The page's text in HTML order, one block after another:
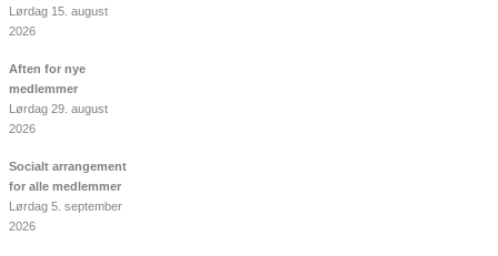
Lørdag 15. august
2026
Aften for nye
medlemmer
Lørdag 29. august
2026
Socialt arrangement
for alle medlemmer
Lørdag 5. september
2026